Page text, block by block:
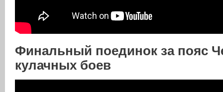
Финальный поединок за пояс
кулачных боев